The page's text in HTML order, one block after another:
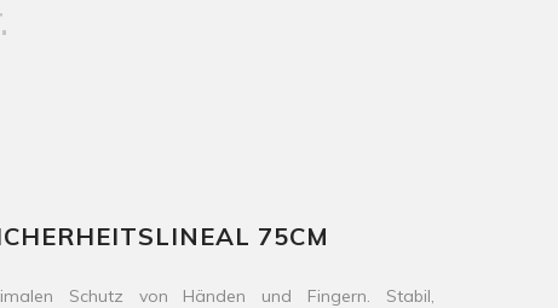
75CM
Schutz von Händen und Fingern. Stabil,